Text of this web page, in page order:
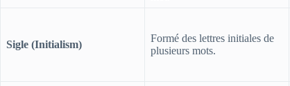
Sigle (Initialism)
Formé des lettres initiales de
plusieurs mots.